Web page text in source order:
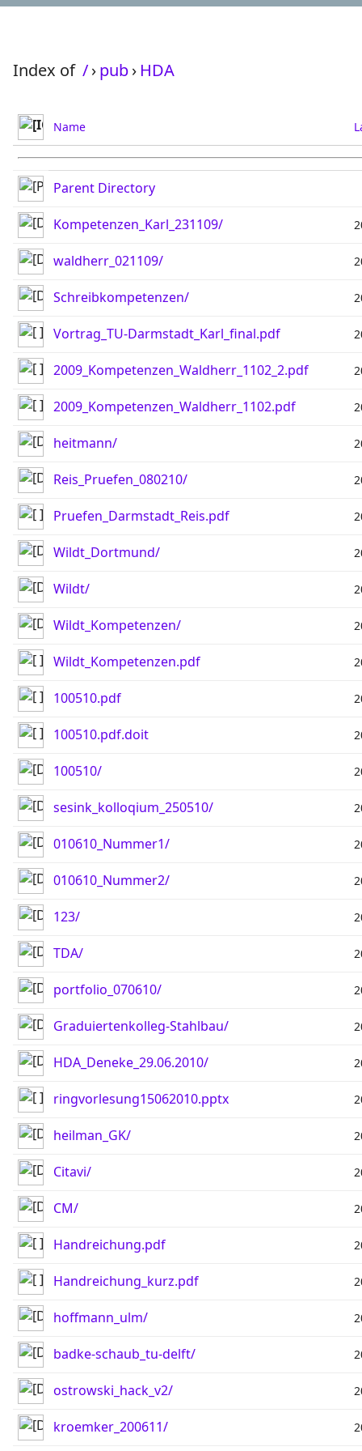
Index of /›pub› HDA
Name
Parent Directory
Kompetenzen_Karl_231109/
waldherr_021109/
Schreibkompetenzen/
Vortrag_TU-Darmstadt_Karl_final.pdf
2009_Kompetenzen_Waldherr_1102_2.pdf
2009_Kompetenzen_Waldherr_1102.pdf
heitmann/
Reis_Pruefen_080210/
Pruefen_Darmstadt_Reis.pdf
Wildt_Dortmund/
Wildt/
Wildt_Kompetenzen/
Wildt_Kompetenzen.pdf
100510.pdf
100510.pdf.doit
100510/
sesink_kolloqium_250510/
010610_Nummer1/
010610_Nummer2/
123/
TDA/
portfolio_070610/
Graduiertenkolleg-Stahlbau/
HDA_Deneke_29.06.2010/
ringvorlesung15062010.pptx
heilman_GK/
Citavi/
CM/
Handreichung.pdf
Handreichung_kurz.pdf
hoffmann_ulm/
badke-schaub_tu-delft/
ostrowski_hack_v2/
kroemker_200611/